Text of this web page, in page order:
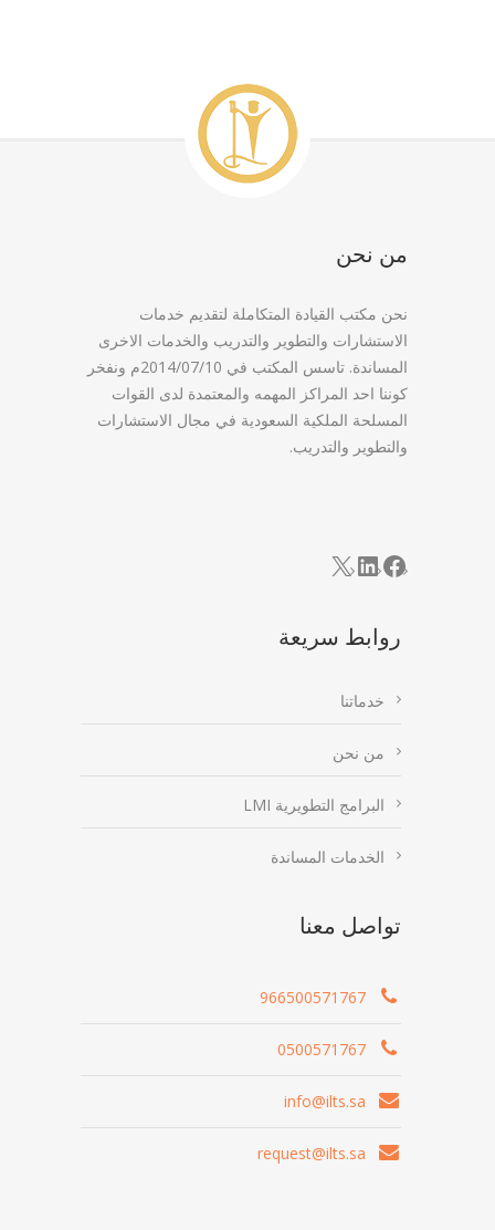
من نحن
نحن مكتب القيادة المتكاملة لتقديم خدمات
الاستشارات والتطوير والتدريب والخدمات الاخرى
المساندة. تاسس المكتب في 2014/07/10م ونفخر
كوننا احد المراكز المهمه والمعتمدة لدى القوات
المسلحة الملكية السعودية في مجال الاستشارات
والتطوير والتدريب.
Facebook
LinkedIn
X
روابط سريعة
خدماتنا
من نحن
البرامج التطويرية LMI
الخدمات المساندة
تواصل معنا
966500571767
0500571767
info@ilts.sa
request@ilts.sa